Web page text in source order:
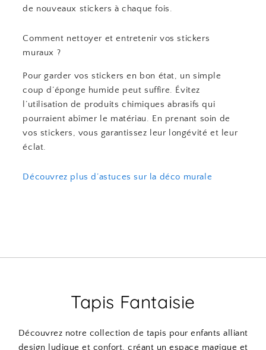
de nouveaux stickers à chaque fois.
Comment nettoyer et entretenir vos stickers
muraux ?
Pour garder vos stickers en bon état, un simple
coup d’éponge humide peut suffire. Évitez
l’utilisation de produits chimiques abrasifs qui
pourraient abîmer le matériau. En prenant soin de
vos stickers, vous garantissez leur longévité et leur
éclat.
Découvrez plus d’astuces sur la déco murale
Tapis Fantaisie
Découvrez notre collection de tapis pour enfants alliant
design ludique et confort, créant un espace magique et